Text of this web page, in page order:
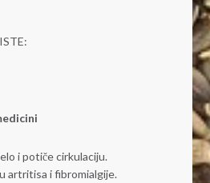
i potiče cirkulaciju.
artritisa i fibromialgije.